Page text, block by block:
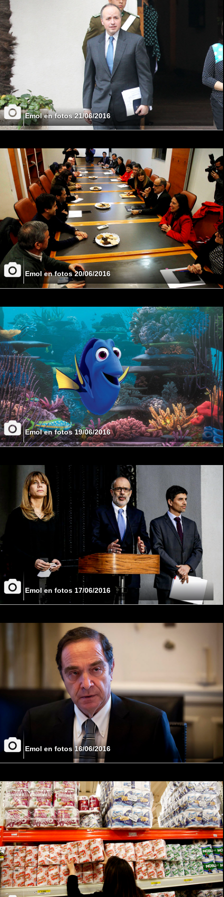
Emol en fotos 21/06/2016
Emol en fotos 20/06/2016
Emol en fotos 19/06/2016
Emol en fotos 17/06/2016
Emol en fotos 16/06/2016